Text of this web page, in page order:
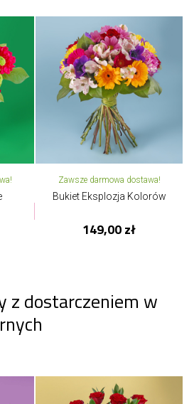
Zawsze darmowa dostawa!
Bukiet Eksplozja Kolorów
149,00 zł
z dostarczeniem w